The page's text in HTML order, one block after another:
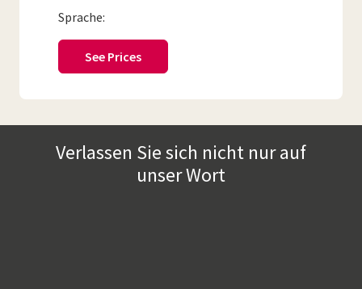
Sprache:
See Prices
Verlassen Sie sich nicht nur auf
unser Wort